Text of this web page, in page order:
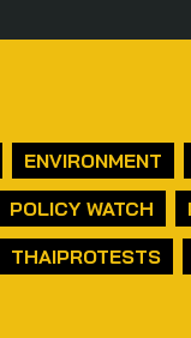
ENVIRONMENT
POLICY WATCH
THAIPROTESTS